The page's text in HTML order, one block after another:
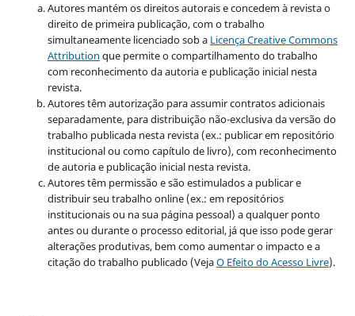
Autores mantém os direitos autorais e concedem à revista o
direito de primeira publicação, com o trabalho
simultaneamente licenciado sob a Licença Creative Commons
Attribution que permite o compartilhamento do trabalho
com reconhecimento da autoria e publicação inicial nesta
revista.
Autores têm autorização para assumir contratos adicionais
separadamente, para distribuição não-exclusiva da versão do
trabalho publicada nesta revista (ex.: publicar em repositório
institucional ou como capítulo de livro), com reconhecimento
de autoria e publicação inicial nesta revista.
Autores têm permissão e são estimulados a publicar e
distribuir seu trabalho online (ex.: em repositórios
institucionais ou na sua página pessoal) a qualquer ponto
antes ou durante o processo editorial, já que isso pode gerar
alterações produtivas, bem como aumentar o impacto e a
citação do trabalho publicado (VejaO Efeito do Acesso Livre).